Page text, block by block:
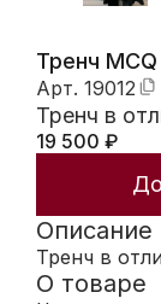
Тренч MCQ
Арт. 19012
Тренч в
19 500 ₽
Описание
Тренч в
О товаре